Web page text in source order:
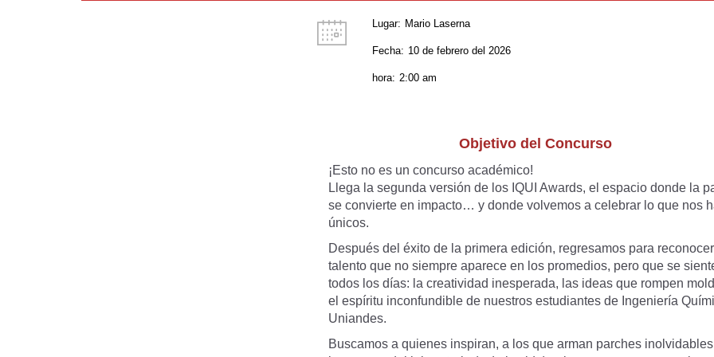
Lugar: Mario Laserna
Fecha: 10 de febrero del 2026
hora: 2:00 am
Objetivo del Concurso
¡Esto no es un concurso académico!
Llega la segunda versión de los IQUI Awards, el espacio donde la
se convierte en impacto… y donde volvemos a celebrar lo que nos
únicos.
Después del éxito de la primera edición, regresamos para
talento que no siempre aparece en los promedios, pero que se
todos los días: la creatividad inesperada, las ideas que rompen
el espíritu inconfundible de nuestros estudiantes de Ingeniería
Uniandes.
Buscamos a quienes inspiran, a los que arman parches